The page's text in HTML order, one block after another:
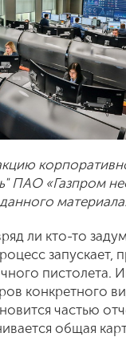
ПАО «Газпром
материала.
ли кто-то
запускает,
пистолета.
конкретного
частью
общая